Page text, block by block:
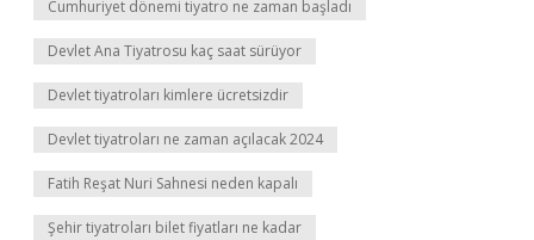
Cumhuriyet dönemi tiyatro ne zaman başladı
Devlet Ana Tiyatrosu kaç saat sürüyor
Devlet tiyatroları kimlere ücretsizdir
Devlet tiyatroları ne zaman açılacak 2024
Fatih Reşat Nuri Sahnesi neden kapalı
Şehir tiyatroları bilet fiyatları ne kadar